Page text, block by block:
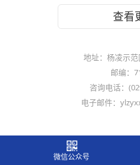
查看
地址：杨凌示
邮编：
咨询电话：
电子邮件：
微信公众号